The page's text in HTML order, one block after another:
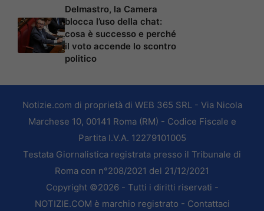
Delmastro, la Camera
blocca l’uso della chat:
cosa è successo e perché
il voto accende lo scontro
politico
Notizie.com di proprietà di WEB 365 SRL - Via Nicola
Marchese 10, 00141 Roma (RM) - Codice Fiscale e
Partita I.V.A. 12279101005
Testata Giornalistica registrata presso il Tribunale di
Roma con n°208/2021 del 21/12/2021
Copyright ©2026 - Tutti i diritti riservati -
NOTIZIE.COM è marchio registrato - Contattaci